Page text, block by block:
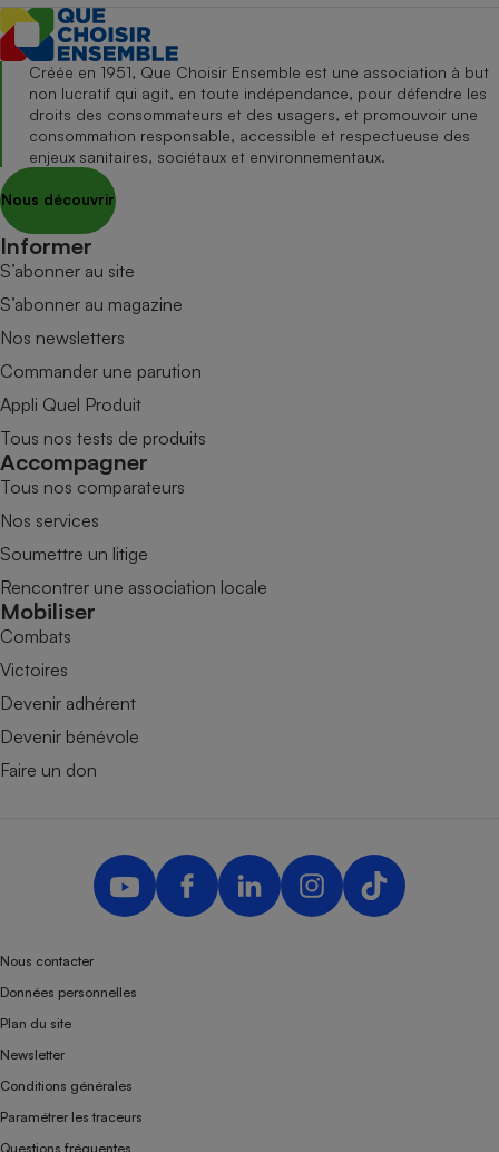
Créée en 1951, Que Choisir Ensemble est une association à but
non lucratif qui agit, en toute indépendance, pour défendre les
droits des consommateurs et des usagers, et promouvoir une
consommation responsable, accessible et respectueuse des
enjeux sanitaires, sociétaux et environnementaux.
Nous découvrir
Informer
S’abonner au site
S’abonner au magazine
Nos newsletters
Commander une parution
Appli Quel Produit
Tous nos tests de produits
Accompagner
Tous nos comparateurs
Nos services
Soumettre un litige
Rencontrer une association locale
Mobiliser
Combats
Victoires
Devenir adhérent
Devenir bénévole
Faire un don
Nous contacter
Données personnelles
Plan du site
Newsletter
Conditions générales
Paramétrer les traceurs
Questions fréquentes